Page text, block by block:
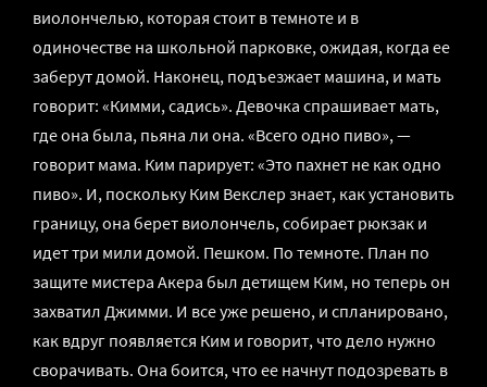
виолончелью, которая стоит в темноте и в
одиночестве на школьной парковке, ожидая, когда ее
заберут домой. Наконец, подъезжает машина, и мать
говорит: «Кимми, садись». Девочка спрашивает мать,
где она была, пьяна ли она. «Всего одно пиво», —
говорит мама. Ким парирует: «Это пахнет не как одно
пиво». И, поскольку Ким Векслер знает, как установить
границу, она берет виолончель, собирает рюкзак и
идет три мили домой. Пешком. По темноте. План по
защите мистера Акера был детищем Ким, но теперь он
захватил Джимми. И все уже решено, и спланировано,
как вдруг появляется Ким и говорит, что дело нужно
сворачивать. Она боится, что ее начнут подозревать в